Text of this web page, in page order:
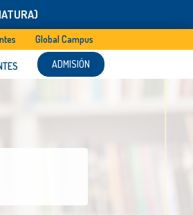
Global Campus
ADMISIÓN